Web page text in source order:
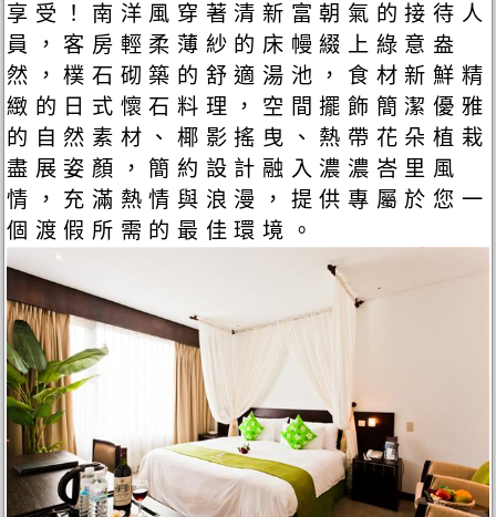
享受！南洋風穿著清新富朝氣的接待人
員，客房輕柔薄紗的床幔綴上綠意盎
然，樸石砌築的舒適湯池，食材新鮮精
緻的日式懷石料理，空間擺飾簡潔優雅
的自然素材、椰影搖曳、熱帶花朵植栽
盡展姿顏，簡約設計融入濃濃峇里風
情，充滿熱情與浪漫，提供專屬於您一
個渡假所需的最佳環境。